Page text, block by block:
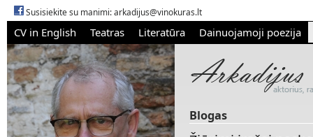
Susisiekite su manimi:arkadijus@vinokuras.lt
CV in English Teatras Literatūra Dainuojamoji poezija
Blogas